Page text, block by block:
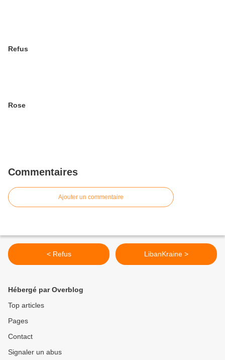
Refus
Rose
Commentaires
Ajouter un commentaire
< Refus LibanKraine >
Hébergé par Overblog
Top articles
Pages
Contact
Signaler un abus